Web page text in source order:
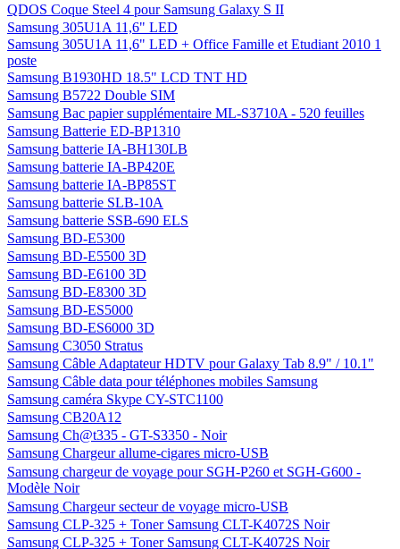
QDOS Coque Steel 4 pour Samsung Galaxy S II
Samsung 305U1A 11,6" LED
Samsung 305U1A 11,6" LED + Office Famille et Etudiant 2010 1
poste
Samsung B1930HD 18.5" LCD TNT HD
Samsung B5722 Double SIM
Samsung Bac papier supplémentaire ML-S3710A - 520 feuilles
Samsung Batterie ED-BP1310
Samsung batterie IA-BH130LB
Samsung batterie IA-BP420E
Samsung batterie IA-BP85ST
Samsung batterie SLB-10A
Samsung batterie SSB-690 ELS
Samsung BD-E5300
Samsung BD-E5500 3D
Samsung BD-E6100 3D
Samsung BD-E8300 3D
Samsung BD-ES5000
Samsung BD-ES6000 3D
Samsung C3050 Stratus
Samsung Câble Adaptateur HDTV pour Galaxy Tab 8.9" / 10.1"
Samsung Câble data pour téléphones mobiles Samsung
Samsung caméra Skype CY-STC1100
Samsung CB20A12
Samsung Ch@t335 - GT-S3350 - Noir
Samsung Chargeur allume-cigares micro-USB
Samsung chargeur de voyage pour SGH-P260 et SGH-G600 -
Modèle Noir
Samsung Chargeur secteur de voyage micro-USB
Samsung CLP-325 + Toner Samsung CLT-K4072S Noir
Samsung CLP-325 + Toner Samsung CLT-K4072S Noir